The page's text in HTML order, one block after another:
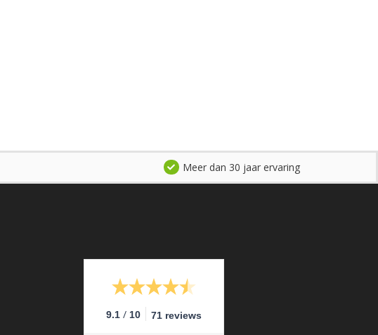
Meer dan 30 jaar ervaring
9.1 / 10 71 reviews